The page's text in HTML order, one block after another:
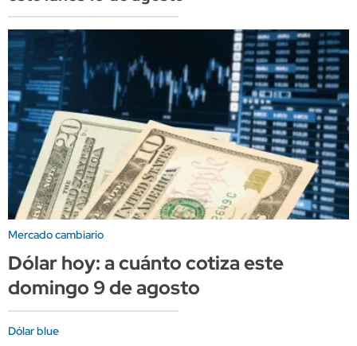
Mercado cambiario
Dólar hoy: a cuánto cotiza este
domingo 9 de agosto
Dólar blue